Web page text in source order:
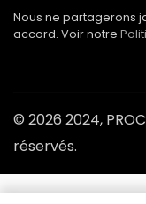
Nous ne partagerons
accord. Voir notre
© 2026 2024,
réservés.